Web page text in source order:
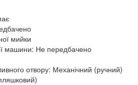
мийки
машини: Не передбачено
отвору: Механічний (ручний)